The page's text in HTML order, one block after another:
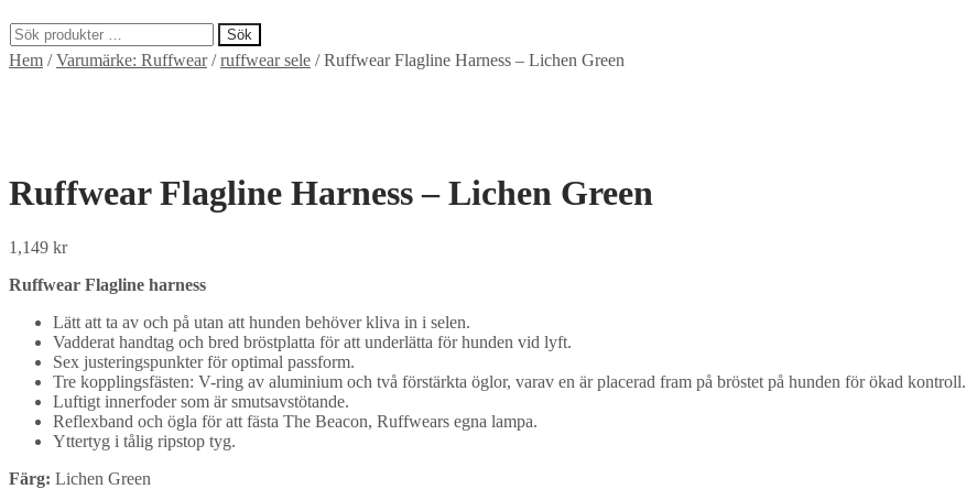
Sök
efter:
Sök
Hem /Varumärke: Ruffwear/ruffwear sele /Ruffwear Flagline Harness – Lichen Green
Ruffwear Flagline Harness – Lichen Green
1,149 kr
Ruffwear Flagline harness
Lätt att ta av och på utan att hunden behöver kliva in i selen.
Vadderat handtag och bred bröstplatta för att underlätta för hunden vid lyft.
Sex justeringspunkter för optimal passform.
Tre kopplingsfästen: V-ring av aluminium och två förstärkta öglor, varav en är placerad fram på bröstet på hunden för ökad kontroll.
Luftigt innerfoder som är smutsavstötande.
Reflexband och ögla för att fästa The Beacon, Ruffwears egna lampa.
Yttertyg i tålig ripstop tyg.
Färg: Lichen Green